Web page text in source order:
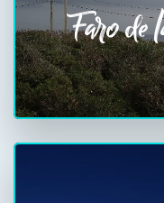
Faro de